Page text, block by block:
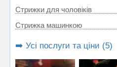
Стрижки для чоловіків
Стрижка машинкою
➡️ Усі послуги та ціни (5)